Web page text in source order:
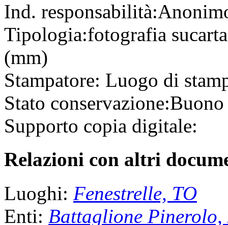
Ind. responsabilità:
Tipologia:fotografia su
(mm)
Stampatore: Luogo di
Stato conservazione:Buono
Supporto copia digitale:
Relazioni con altri
Luoghi: Fenestrelle, TO
Enti: Battaglione Pinerolo,